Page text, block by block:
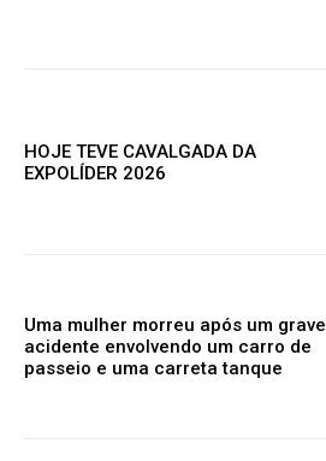
Nóticias exclusivas
HOJE TEVE CAVALGADA DA
EXPOLÍDER 2026
Uma mulher morreu após um grave
acidente envolvendo um carro de
passeio e uma carreta tanque